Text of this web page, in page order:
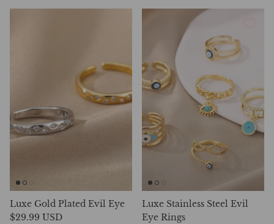
Luxe Gold Plated Evil Eye
$29.99 USD
Luxe Stainless Steel Evil
Eye Rings